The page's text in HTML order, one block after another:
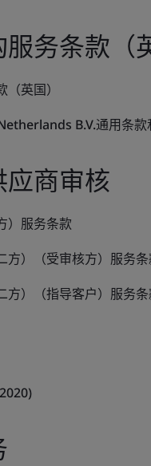
务条款（
英国）
B.V.通用条款
应商审核
）服务条款
方）（受审核方）服务条
方）（指导客户）服务条